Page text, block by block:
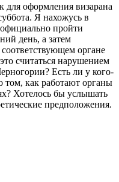
оформления визарана
Я нахожусь в
пройти
день, а затем
органе
считаться нарушением
Есть ли у кого-
том, как работают органы
Хотелось бы услышать
предположения.